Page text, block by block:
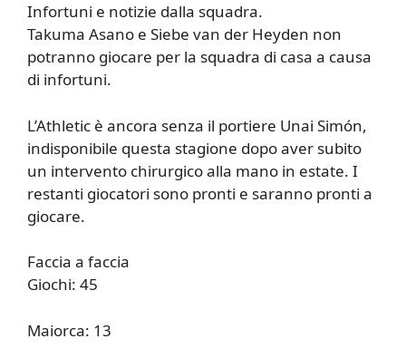
Infortuni e notizie dalla squadra.
Takuma Asano e Siebe van der Heyden non
potranno giocare per la squadra di casa a causa
di infortuni.
L’Athletic è ancora senza il portiere Unai Simón,
indisponibile questa stagione dopo aver subito
un intervento chirurgico alla mano in estate. I
restanti giocatori sono pronti e saranno pronti a
giocare.
Faccia a faccia
Giochi: 45
Maiorca: 13